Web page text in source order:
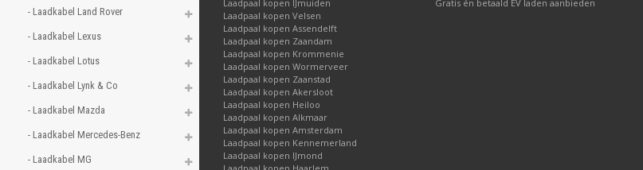
- Laadkabel Land Rover
- Laadkabel Lexus
- Laadkabel Lotus
- Laadkabel Lynk & Co
- Laadkabel Mazda
- Laadkabel Mercedes-Benz
- Laadkabel MG
Laadpaal kopen IJmuiden
Laadpaal kopen Velsen
Laadpaal kopen Assendelft
Laadpaal kopen Zaandam
Laadpaal kopen Krommenie
Laadpaal kopen Wormerveer
Laadpaal kopen Zaanstad
Laadpaal kopen Akersloot
Laadpaal kopen Heiloo
Laadpaal kopen Alkmaar
Laadpaal kopen Amsterdam
Laadpaal kopen Kennemerland
Laadpaal kopen IJmond
Gratis én betaald EV laden aanbieden